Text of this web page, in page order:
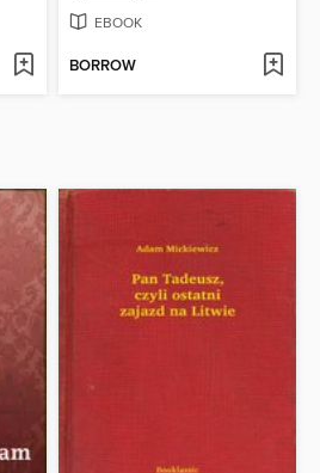
EBOOK
BORROW